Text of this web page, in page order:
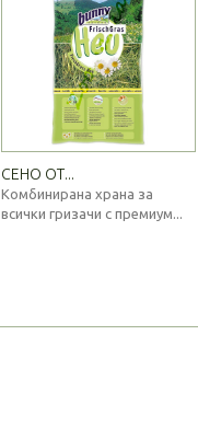
СЕНО ОТ...
Комбинирана храна за
всички гризачи с премиум...